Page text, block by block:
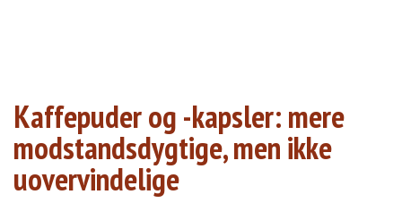
Kaffepuder og -kapsler: mere
modstandsdygtige, men ikke
uovervindelige